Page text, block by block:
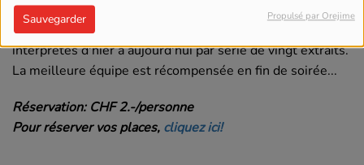
Sauvegarder Propulsé par Orejime
de un à... quatre maximum (si vous êtes cinq, faites deux
équipes de deux et trois!), reconnaissez titres et
interprètes d'hier à aujourd'hui par série de vingt extraits.
La meilleure équipe est récompensée en fin de soirée...
Réservation: CHF 2.-/personne
Pour réserver vos places, cliquez ici!